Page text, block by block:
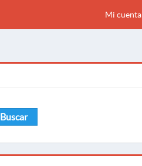
Mi cuenta
Buscar